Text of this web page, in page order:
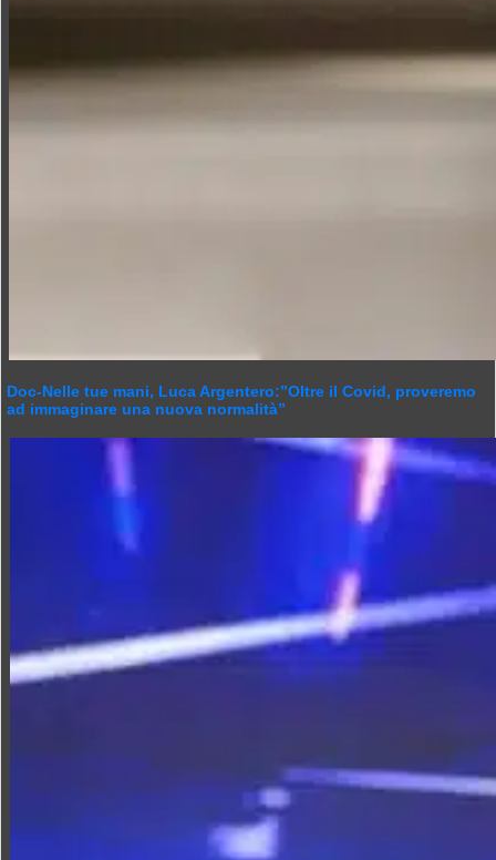
Doc-Nelle tue mani, Luca Argentero:”Oltre il Covid, proveremo
ad immaginare una nuova normalità”